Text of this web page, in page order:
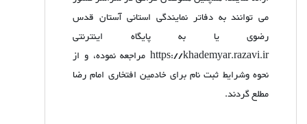
می توانند به دفاتر نمایندگی استانی آستان قدس
رضوی یا به پایگاه اینترنتی
https://khademyar.razavi.ir مراجعه نموده، و از
نحوه وشرایط ثبت نام برای خادمین افتخاری امام رضا
مطلع گردند.